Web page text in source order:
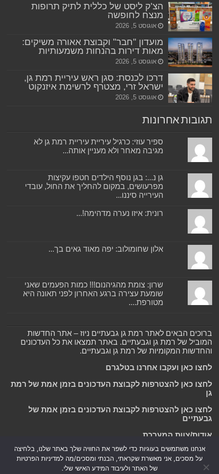
הצ'ק ליסט של כללית לתיק תרופות
מנצח לחופשה
אוגוסט 5, 2026
מועדון "חבר" וקבוצת אאורה משיקים:
מאות דירות בהנחות משמעותיות
אוגוסט 5, 2026
דרכו לכנסת: סגן ראש עיריית רמת גן,
ישראל זרי, מצטרף לרשימת איזנקוט
אוגוסט 5, 2026
תגובות אחרונות
ספיר עוזי: כרגיל עיריית עיריית רמת גן לא
מגיבה מאחר ולא מעניין אותה...
גן נ...: בגן נוסף הילדים חטפו עקיצות
מפרעושים, במקום להחליך את החול, עובדי
העירייה סיננו...
רונית: איזו נערה מדהימה!...
אלון שחומולוב: יפה מאוד גאים בך...
שרון: צומת מהגיהנום!!! כמות הפעמים שאני
שומעת עצירה ברגע האחרון לפני תאונה היא
מטורפת....
ברוכים הבאים לאתר רמת גן גבעתיים ניוז – אתר החדשות
המוביל של רמת גן וגבעתיים. באתר תמצאו את כל העדכונים
והחדשות המקומיות של רמת גן וגבעתיים.
לחצו כאן ועקבו אחרנו בטלגרם
לחצו כאן להצטרפות לקבוצת העדכונים בזמן אמת של רמת
גן
לחצו כאן להצטרפות לקבוצת העדכונים בזמן אמת של
גבעתיים
אודות/צוות המערכת
Powered byNintay
אנחנו משתמשים בעוגיות כדי לשפר את החוויה שלך באתר שלנו, בלחיצה
על מסכים, אני מאשרת שקראתי, הבנתי ומסכים/מה למדיניות הפרטיות
של האתר ולעיבוד המידע האישי שלי.